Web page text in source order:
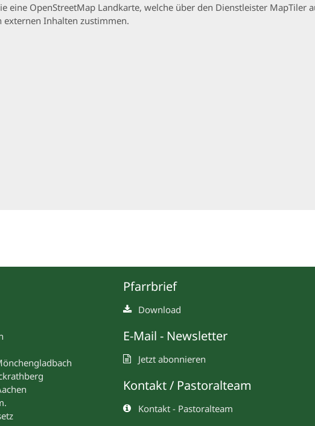
eine OpenStreetMap Landkarte, welche über den Dienstleister MapTiler
externen Inhalten zustimmen.
Pfarrbrief
Download
E-Mail - Newsletter
Jetzt abonnieren
Kontakt / Pastoralteam
Kontakt - Pastoralteam